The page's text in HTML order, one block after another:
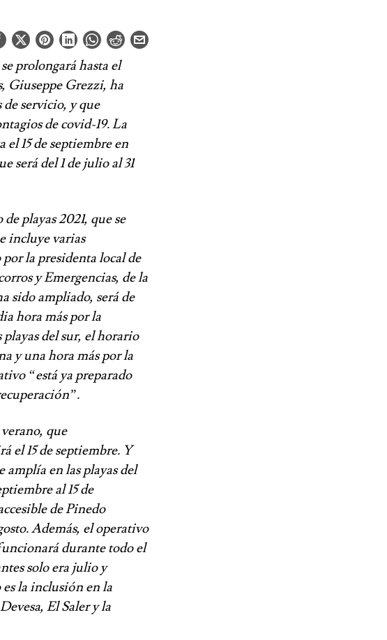
prolongará hasta el
Giuseppe Grezzi, ha
servicio, y que
de covid-19. La
15 de septiembre en
será del 1 de julio al 31
playas 2021, que se
incluye varias
la presidenta local de
y Emergencias, de la
sido ampliado, será de
hora más por la
del sur, el horario
y una hora más por la
“está ya preparado
que
el 15 de septiembre. Y
amplía en las playas del
al 15 de
de Pinedo
Además, el operativo
durante todo el
solo era julio y
es la inclusión en la
El Saler y la